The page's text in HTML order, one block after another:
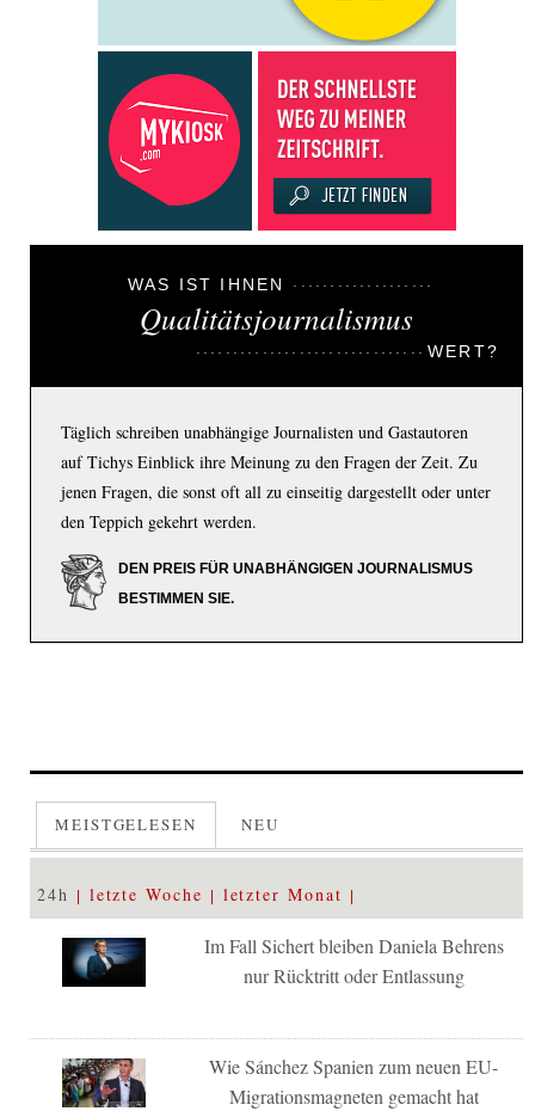
WAS IST IHNEN
Qualitätsjournalismus
WERT?
Täglich schreiben unabhängige Journalisten und Gastautoren
auf Tichys Einblick ihre Meinung zu den Fragen der Zeit. Zu
jenen Fragen, die sonst oft all zu einseitig dargestellt oder unter
den Teppich gekehrt werden.
DEN PREIS FÜR UNABHÄNGIGEN JOURNALISMUS
BESTIMMEN SIE.
MEISTGELESEN NEU
24h letzte Woche letzter Monat
Im Fall Sichert bleiben Daniela Behrens
nur Rücktritt oder Entlassung
Wie Sánchez Spanien zum neuen EU-
Migrationsmagneten gemacht hat